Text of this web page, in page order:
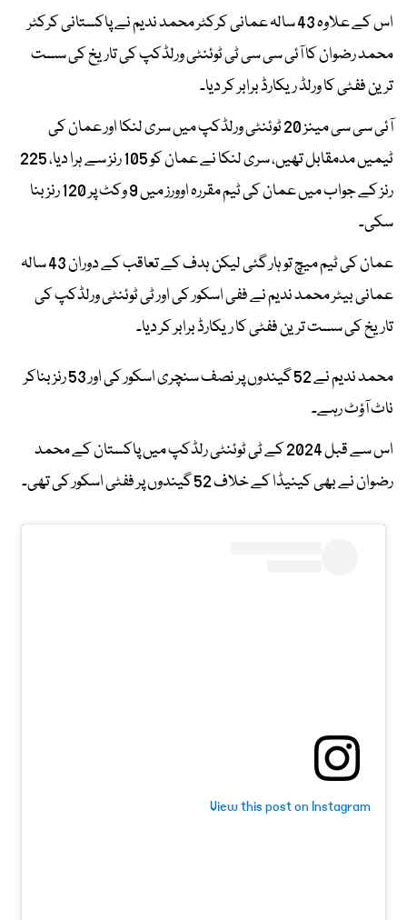
اس کے علاوہ 43 سالہ عمانی کرکٹر محمد ندیم نے پاکستانی کرکٹر
محمد رضوان کا آئی سی سی ٹی ٹوئنٹی ورلڈکپ کی تاریخ کی سست
ترین ففٹی کا ورلڈ ریکارڈ برابر کر دیا۔
آئی سی سی مینز 20 ٹوئنٹی ورلڈکپ میں سری لنکا اور عمان کی
ٹیمیں مدمقابل تھیں، سری لنکا نے عمان کو 105 رنز سے ہرا دیا، 225
رنز کے جواب میں عمان کی ٹیم مقررہ اوورز میں 9 وکٹ پر 120 رنز بنا
سکی۔
عمان کی ٹیم میچ تو ہار گئی لیکن ہدف کے تعاقب کے دوران 43 سالہ
عمانی بیٹر محمد ندیم نے ففی اسکور کی اور ٹی ٹوئنٹی ورلڈکپ کی
تاریخ کی سست ترین ففٹی کا ریکارڈ برابر کر دیا۔
محمد ندیم نے 52 گیندوں پر نصف سنچری اسکور کی اور 53 رنز بناکر
ناٹ آؤٹ رہے۔
اس سے قبل 2024 کے ٹی ٹوئنٹی رلڈکپ میں پاکستان کے محمد
رضوان نے بھی کینیڈا کے خلاف 52 گیندوں پر ففٹی اسکور کی تھی۔
View this post on Instagram